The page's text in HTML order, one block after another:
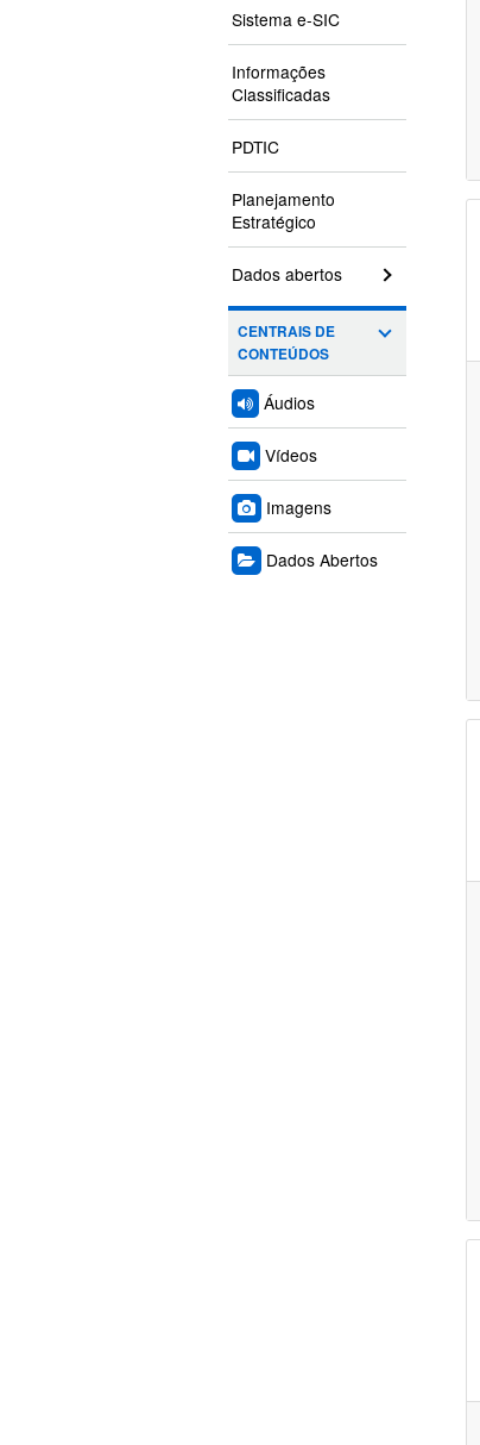
Sistema e-SIC
Informações
Classificadas
PDTIC
Planejamento
Estratégico
Dados abertos
CENTRAIS DE
CONTEÚDOS
Áudios
Vídeos
Imagens
Dados Abertos